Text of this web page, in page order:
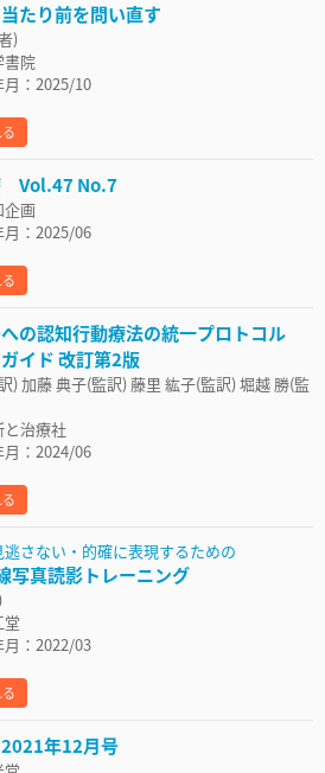
たり前を問い直す
)
書院
：2025/10
Vol.47 No.7
企画
：2025/06
の認知行動療法の統一プロトコル
イド 改訂第2版
) 加藤 典子(監訳) 藤里 紘子(監訳) 堀越 勝(監
と治療社
：2024/06
さない・的確に表現するための
写真読影トレーニング
堂
：2022/03
年12月号